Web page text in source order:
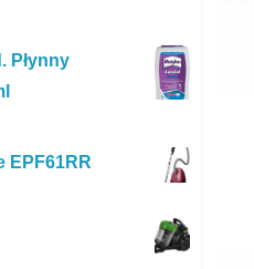
Płynny
EPF61RR